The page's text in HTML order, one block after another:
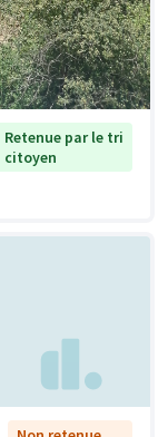
Retenue par le tri
citoyen